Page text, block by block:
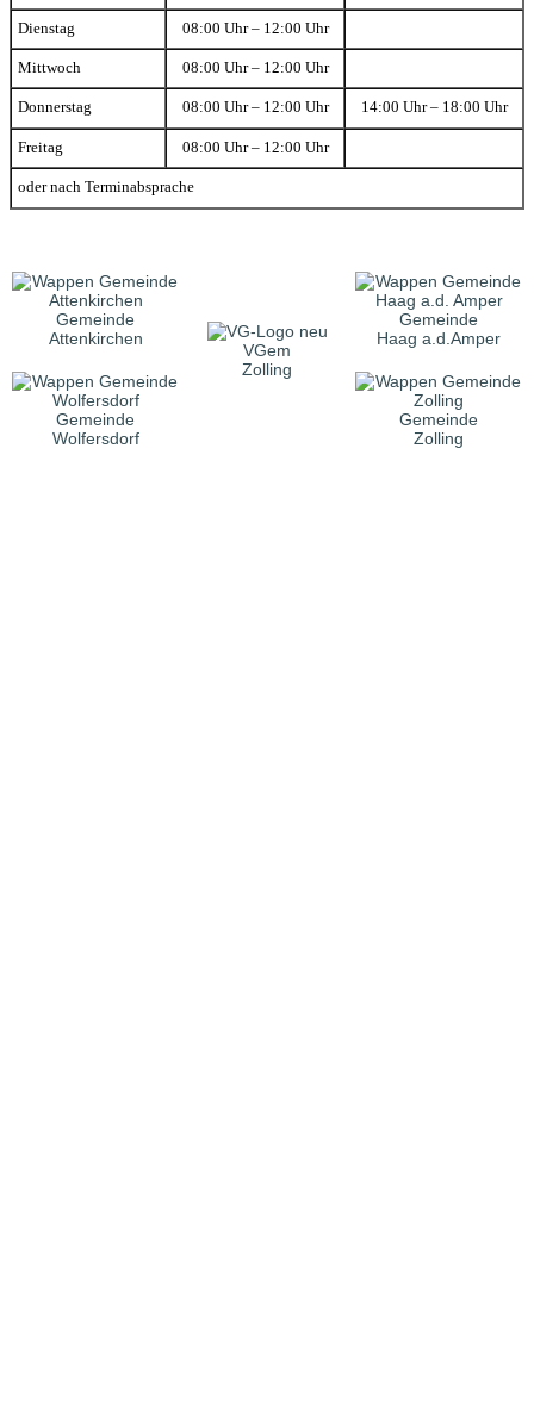
Dienstag 08:00 Uhr – 12:00 Uhr
Mittwoch 08:00 Uhr – 12:00 Uhr
Donnerstag 08:00 Uhr – 12:00 Uhr 14:00 Uhr – 18:00 Uhr
Freitag 08:00 Uhr – 12:00 Uhr
oder nach Terminabsprache
Gemeinde
Attenkirchen
VGem
Zolling
Gemeinde
Haag a.d.Amper
Gemeinde
Wolfersdorf
Gemeinde
Zolling